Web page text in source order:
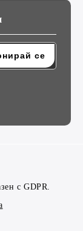
с GDPR.